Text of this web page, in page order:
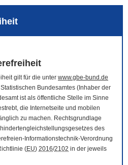
(Volltextsuche)
gilt für die unter www.gbe-bund.de
Bundesamtes (Inhaber der
ist als öffentliche Stelle im Sinne
die Internetseite und mobilen
zu machen. Rechtsgrundlage
des
Informationstechnik-Verordnung
(EU) 2016/2102 in der jeweils